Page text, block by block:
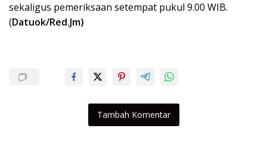
sekaligus pemeriksaan setempat pukul 9.00 WIB.
(Datuok/Red.Jm)
Tambah Komentar